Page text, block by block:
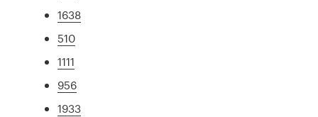
1638
510
1111
956
1933